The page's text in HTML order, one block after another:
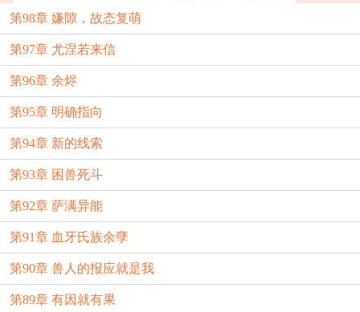
第98章 嫌隙，故态复萌
第97章 尤涅若来信
第96章 余烬
第95章 明确指向
第94章 新的线索
第93章 困兽死斗
第92章 萨满异能
第91章 血牙氏族余孽
第90章 兽人的报应就是我
第89章 有因就有果